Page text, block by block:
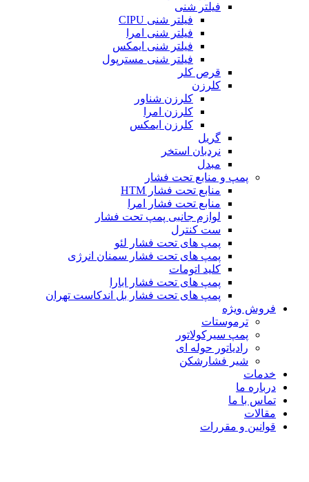
فیلتر شنی
فیلتر شنی CIPU
فیلتر شنی امرا
فیلتر شنی ایمکس
فیلتر شنی مسترپول
قرص کلر
کلرزن
کلرزن شناور
کلرزن امرا
کلرزن ایمکس
گریل
نردبان استخر
مبدل
پمپ و منابع تحت فشار
منابع تحت فشار HTM‎
منابع تحت فشار امرا
لوازم جانبی پمپ تحت فشار
ست کنترل
پمپ های تحت فشار لئو
پمپ های تحت فشار سمنان انرژی
کلید اتومات
پمپ های تحت فشار ابارا
پمپ های تحت فشار بل اندکاست تهران
فروش ویژه
ترموستات
پمپ سیرکولاتور
رادیاتور حوله ای
شیر فشارشکن
خدمات
درباره ما
تماس با ما
مقالات
قوانین و مقررات